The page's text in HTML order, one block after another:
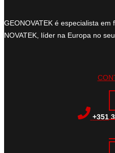
GEONOVATEK é especialista
NOVATEK, líder na Europa no
+351